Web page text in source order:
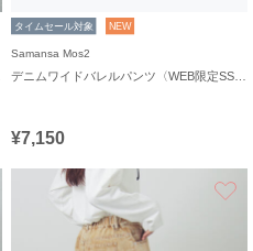
タイムセール対象 NEW
Samansa Mos2
¥7,150
お気に入り